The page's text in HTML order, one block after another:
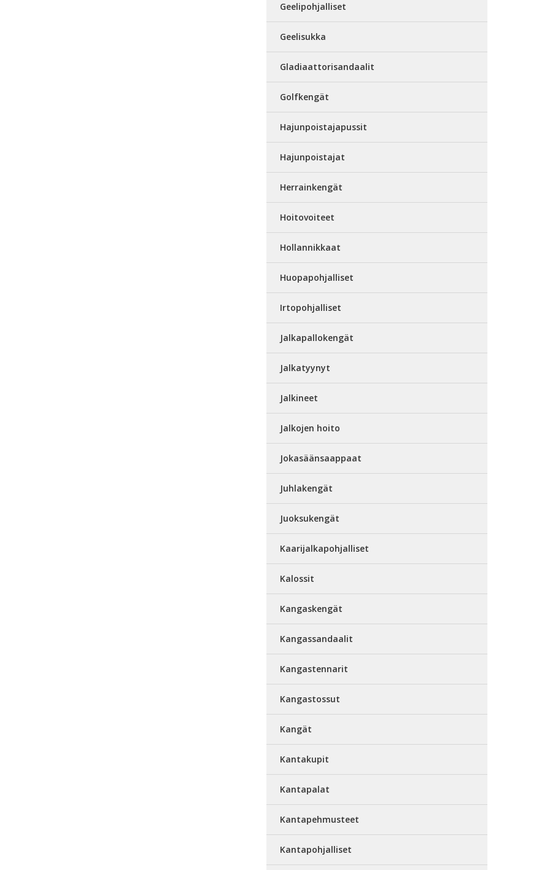
Geelipohjalliset
Geelisukka
Gladiaattorisandaalit
Golfkengät
Hajunpoistajapussit
Hajunpoistajat
Herrainkengät
Hoitovoiteet
Hollannikkaat
Huopapohjalliset
Irtopohjalliset
Jalkapallokengät
Jalkatyynyt
Jalkineet
Jalkojen hoito
Jokasäänsaappaat
Juhlakengät
Juoksukengät
Kaarijalkapohjalliset
Kalossit
Kangaskengät
Kangassandaalit
Kangastennarit
Kangastossut
Kangät
Kantakupit
Kantapalat
Kantapehmusteet
Kantapohjalliset